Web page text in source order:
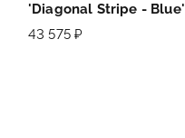
'Diagonal Stripe - Blue'
43 575 ₽